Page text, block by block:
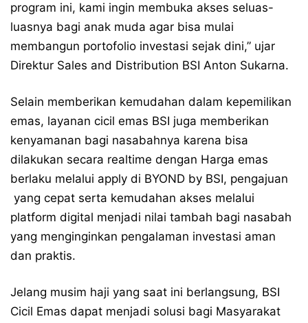
program ini, kami ingin membuka akses seluas-
luasnya bagi anak muda agar bisa mulai
membangun portofolio investasi sejak dini,” ujar
Direktur Sales and Distribution BSI Anton Sukarna.
Selain memberikan kemudahan dalam kepemilikan
emas, layanan cicil emas BSI juga memberikan
kenyamanan bagi nasabahnya karena bisa
dilakukan secara realtime dengan Harga emas
berlaku melalui apply di BYOND by BSI, pengajuan
yang cepat serta kemudahan akses melalui
platform digital menjadi nilai tambah bagi nasabah
yang menginginkan pengalaman investasi aman
dan praktis.
Jelang musim haji yang saat ini berlangsung, BSI
Cicil Emas dapat menjadi solusi bagi Masyarakat